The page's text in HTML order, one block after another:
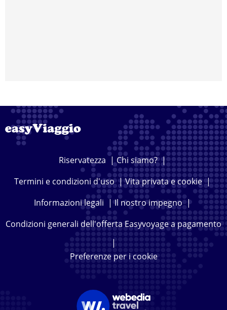
Riservatezza |Chi siamo?|
Termini e condizioni d'uso|Vita privata e cookie|
Informazioni legali |Il nostro impegno|
Condizioni generali dell'offerta Easyvoyage a pagamento
|
Preferenze per i cookie